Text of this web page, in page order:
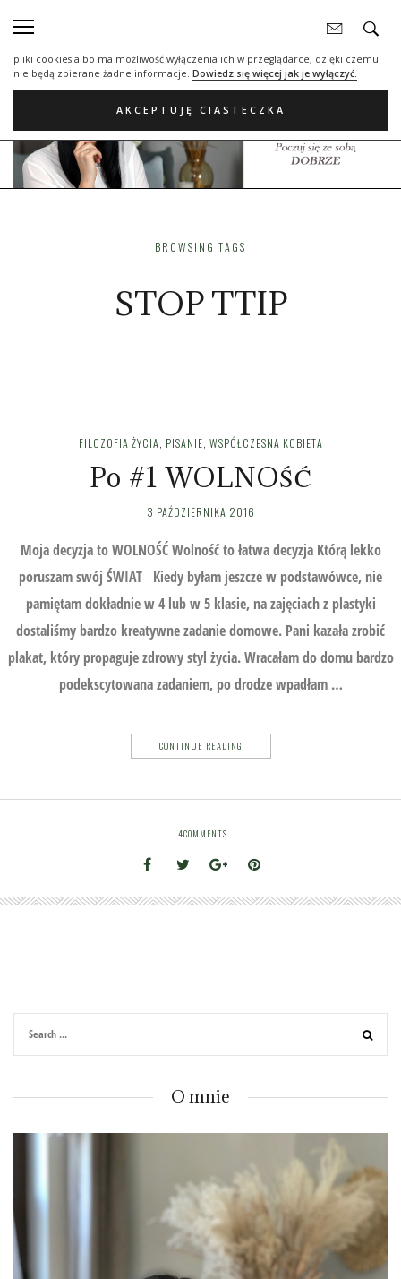
statystycznych, reklamowych oraz funkcjonalnych. Dzięki nim możemy
pliki cookies albo ma możliwość wyłączenia ich w przeglądarce, dzięki czemu
nie będą zbierane żadne informacje. Dowiedz się więcej jak je wyłączyć.
AKCEPTUJĘ CIASTECZKA
BROWSING TAGS
STOP TTIP
FILOZOFIA ŻYCIA, PISANIE, WSPÓŁCZESNA KOBIETA
Po #1 WOLNOŚĆ
3 PAŹDZIERNIKA 2016
Moja decyzja to WOLNOŚĆ Wolność to łatwa decyzja Którą lekko
poruszam swój ŚWIAT Kiedy byłam jeszcze w podstawówce, nie
pamiętam dokładnie w 4 lub w 5 klasie, na zajęciach z plastyki
dostaliśmy bardzo kreatywne zadanie domowe. Pani kazała zrobić
plakat, który propaguje zdrowy styl życia. Wracałam do domu bardzo
podekscytowana zadaniem, po drodze wpadłam …
CONTINUE READING
4COMMENTS
O mnie